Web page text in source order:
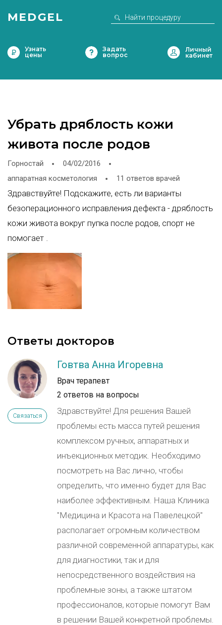
MEDGEL
Узнать
цены
Задать
вопрос
Убрать дряблость кожи
живота после родов
Горностай
04/02/2016
аппаратная косметология
11 ответов врачей
Здравствуйте! Подскажите, есть ли варианты
безоперационного исправления дефекта - дряблость
кожи живота вокруг пупка после родов, спорт не
помогает .
Ответы докторов
Связаться
Говтва Анна Игоревна
Врач терапевт
2 ответов на вопросы
Здравствуйте! Для решения Вашей
проблемы есть масса путей решения
комплексом ручных, аппаратных и
инъекционных методик. Необходимо
посмотреть на Вас лично, чтобы
определить, что именно будет для Вас
наиболее эффективным. Наша Клиника
"Медицина и Красота на Павелецкой"
располагает огромным количеством
различной современной аппаратуры, как
для диагностики, так и для
непосредственного воздействия на
проблемные зоны, а также штатом
профессионалов, которые помогут Вам
в решении Вашей конкретной проблемы.